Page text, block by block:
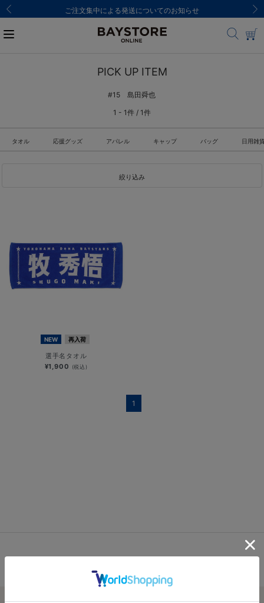
ご注文集中による発送についてのお知らせ
PICK UP ITEM
#15 島田舜也
1 - 1件 / 1件
タオル 応援グッズ アパレル キャップ バッグ 日用雑
絞り込み
NEW 再入荷
選手名タオル
¥1,900 (税込)
1